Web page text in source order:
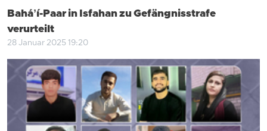
Baháʼí-Paar in Isfahan zu Gefängnisstrafe
verurteilt
28 Januar 2025 19:20